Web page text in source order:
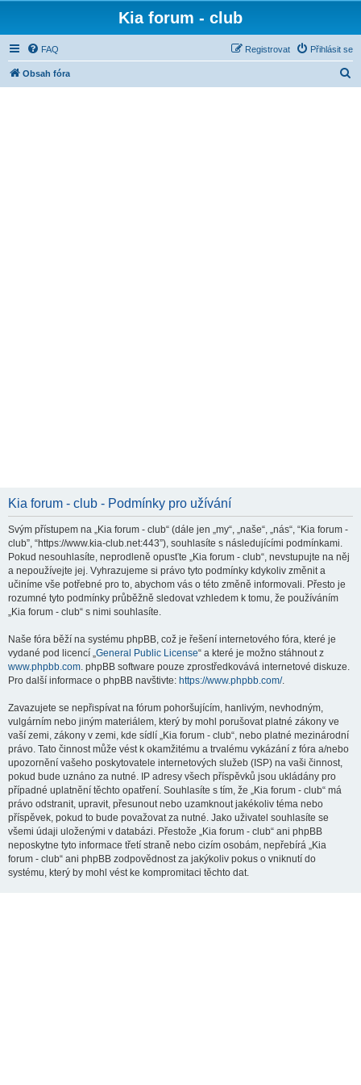
Kia forum - club
FAQ Přihlásit se
Registrovat
Obsah fóra
Kia forum - club - Podmínky pro užívání
Svým přístupem na „Kia forum - club“ (dále jen „my“, „naše“, „nás“, “Kia forum -
club”, “https://www.kia-club.net:443”), souhlasíte s následujícími podmínkami.
Pokud nesouhlasíte, neprodleně opusťte „Kia forum - club“, nevstupujte na něj
a nepoužívejte jej. Vyhrazujeme si právo tyto podmínky kdykoliv změnit a
učiníme vše potřebné pro to, abychom vás o této změně informovali. Přesto je
rozumné tyto podmínky průběžně sledovat vzhledem k tomu, že používáním
„Kia forum - club“ s nimi souhlasíte.
Naše fóra běží na systému phpBB, což je řešení internetového fóra, které je
vydané pod licencí „General Public License“ a které je možno stáhnout z
www.phpbb.com. phpBB software pouze zprostředkovává internetové diskuze.
Pro další informace o phpBB navštivte: https://www.phpbb.com/.
Zavazujete se nepřispívat na fórum pohoršujícím, hanlivým, nevhodným,
vulgárním nebo jiným materiálem, který by mohl porušovat platné zákony ve
vaší zemi, zákony v zemi, kde sídlí „Kia forum - club“, nebo platné mezinárodní
právo. Tato činnost může vést k okamžitému a trvalému vykázání z fóra a/nebo
upozornění vašeho poskytovatele internetových služeb (ISP) na vaši činnost,
pokud bude uznáno za nutné. IP adresy všech příspěvků jsou ukládány pro
případné uplatnění těchto opatření. Souhlasíte s tím, že „Kia forum - club“ má
právo odstranit, upravit, přesunout nebo uzamknout jakékoliv téma nebo
příspěvek, pokud to bude považovat za nutné. Jako uživatel souhlasíte se
všemi údaji uloženými v databázi. Přestože „Kia forum - club“ ani phpBB
neposkytne tyto informace třetí straně nebo cizím osobám, nepřebírá „Kia
forum - club“ ani phpBB zodpovědnost za jakýkoliv pokus o vniknutí do
systému, který by mohl vést ke kompromitaci těchto dat.